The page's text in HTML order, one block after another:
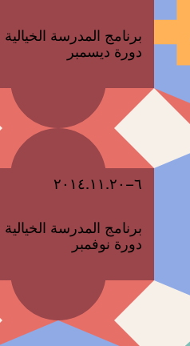
برنامج المدرسة الخيالية
دورة ديسمبر
٦–٢٠١٤.١١.٢٠
برنامج المدرسة الخيالية
دورة نوفمبر